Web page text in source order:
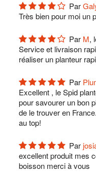
Par
Très bien pour moi un
Par M,
Service et livraison
réaliser un planteur
Par
Excellent , le Spid
pour savourer un bon
de le trouver en
au top!
Par
excellent produit mes
boisson merci à vous